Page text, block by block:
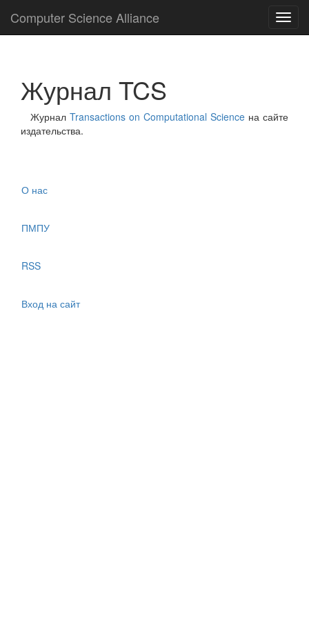
Computer Science Alliance
Журнал TCS
Журнал Transactions on Computational Science на сайте
издательства.
О нас
ПМПУ
RSS
Вход на сайт